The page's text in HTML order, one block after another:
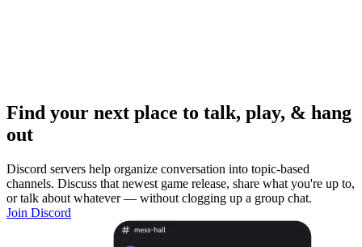
Find your next place to talk, play, & hang
out
Discord servers help organize conversation into topic-based
channels. Discuss that newest game release, share what you're up to,
or talk about whatever — without clogging up a group chat.
Join Discord